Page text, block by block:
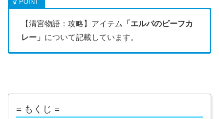
【清宮物語：攻略】アイテム
「エルバのビーフカ
レー 」 について記載しています。
= もくじ =